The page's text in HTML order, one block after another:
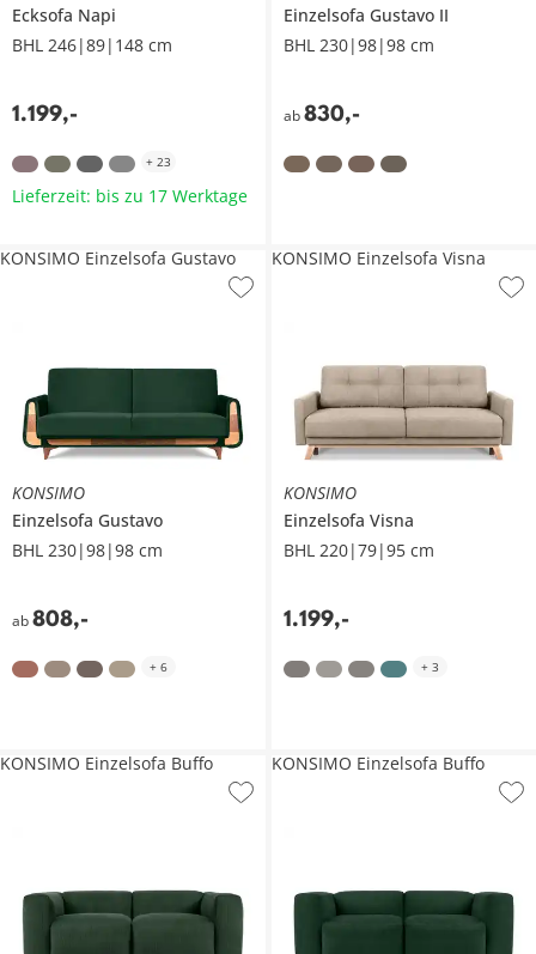
Ecksofa Napi
BHL 246|89|148 cm
1.199,-
+ 23
Lieferzeit: bis zu 17 Werktage
Einzelsofa Gustavo II
BHL 230|98|98 cm
ab 830,-
KONSIMO
Einzelsofa Gustavo
BHL 230|98|98 cm
ab808,-
KONSIMO Einzelsofa Gustavo
+ 6
KONSIMO
Einzelsofa Visna
BHL 220|79|95 cm
1.199,-
KONSIMO Einzelsofa Visna
+ 3
KONSIMO Einzelsofa Buffo KONSIMO Einzelsofa Buffo